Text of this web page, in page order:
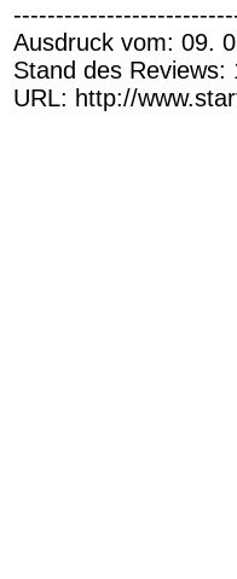
Ausdruck vom: 09.
Stand des Reviews:
URL: http://